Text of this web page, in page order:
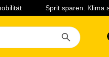
Sprit sparen. Klima